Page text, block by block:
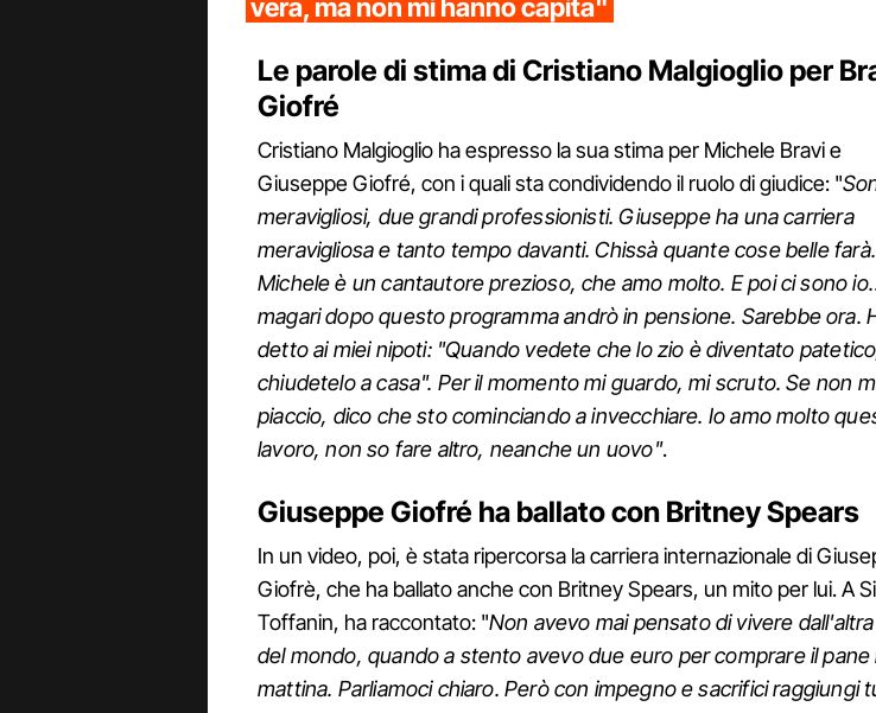
vera, ma non mi hanno capita"
Le parole di stima di Cristiano Malgioglio per
Giofré
Cristiano Malgioglio ha espresso la sua stima per Michele Bravi e
Giuseppe Giofré, con i quali sta condividendo il ruolo di giudice: "
meravigliosi, due grandi professionisti. Giuseppe ha una carriera
meravigliosa e tanto tempo davanti. Chissà quante cose belle farà.
Michele è un cantautore prezioso, che amo molto. E poi ci sono
magari dopo questo programma andrò in pensione. Sarebbe ora.
detto ai miei nipoti: "Quando vedete che lo zio è diventato
chiudetelo a casa". Per il momento mi guardo, mi scruto. Se non
piaccio, dico che sto cominciando a invecchiare. Io amo molto
lavoro, non so fare altro, neanche un uovo".
Giuseppe Giofré ha ballato con Britney Spears
In un video, poi, è stata ripercorsa la carriera internazionale di
Giofrè, che ha ballato anche con Britney Spears, un mito per lui. A
Toffanin, ha raccontato: "Non avevo mai pensato di vivere
del mondo, quando a stento avevo due euro per comprare il pane
mattina. Parliamoci chiaro. Però con impegno e sacrifici raggiungi